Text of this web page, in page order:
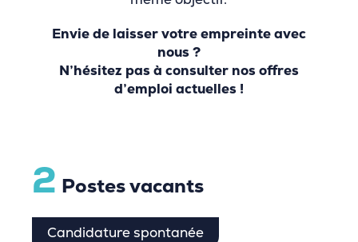
Envie de laisser votre empreinte avec
nous ?
N’hésitez pas à consulter nos offres
d’emploi actuelles !
2 Postes vacants
Candidature spontanée